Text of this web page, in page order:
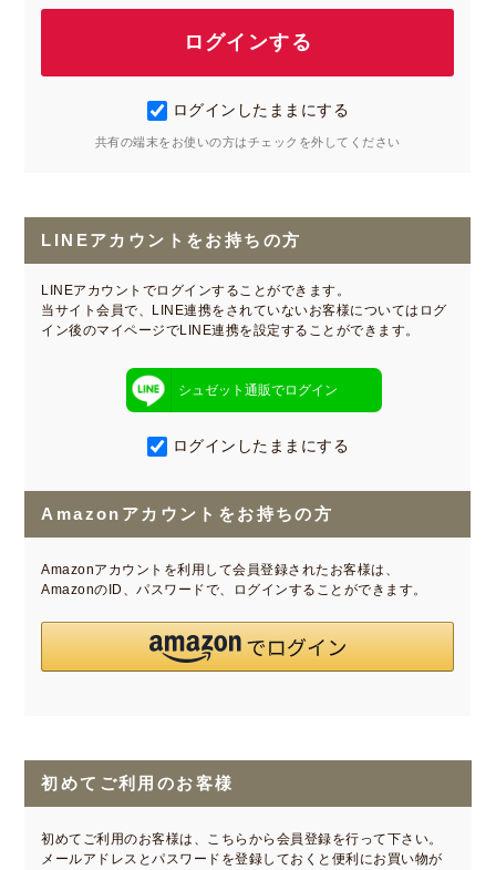
ログインしたままにする
共有の端末をお使いの方はチェックを外してください
LINEアカウントをお持ちの方
LINEアカウントでログインすることができます。
当サイト会員で、LINE連携をされていないお客様についてはログ
イン後のマイページでLINE連携を設定することができます。
シュゼット通販でログイン
ログインしたままにする
Amazonアカウントをお持ちの方
Amazonアカウントを利用して会員登録されたお客様は、
AmazonのID、パスワードで、ログインすることができます。
初めてご利用のお客様
初めてご利用のお客様は、こちらから会員登録を行って下さい。
メールアドレスとパスワードを登録しておくと便利にお買い物が